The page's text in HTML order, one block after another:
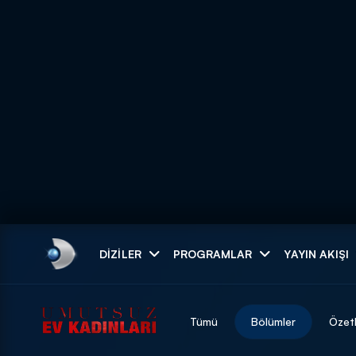
DIZILER PROGRAMLAR YAYIN AKIŞI
ARAMA SONUÇLARI
Tümü Bölümler